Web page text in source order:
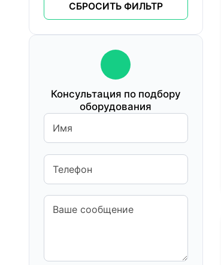
СБРОСИТЬ ФИЛЬТР
Консультация по подбору
оборудования